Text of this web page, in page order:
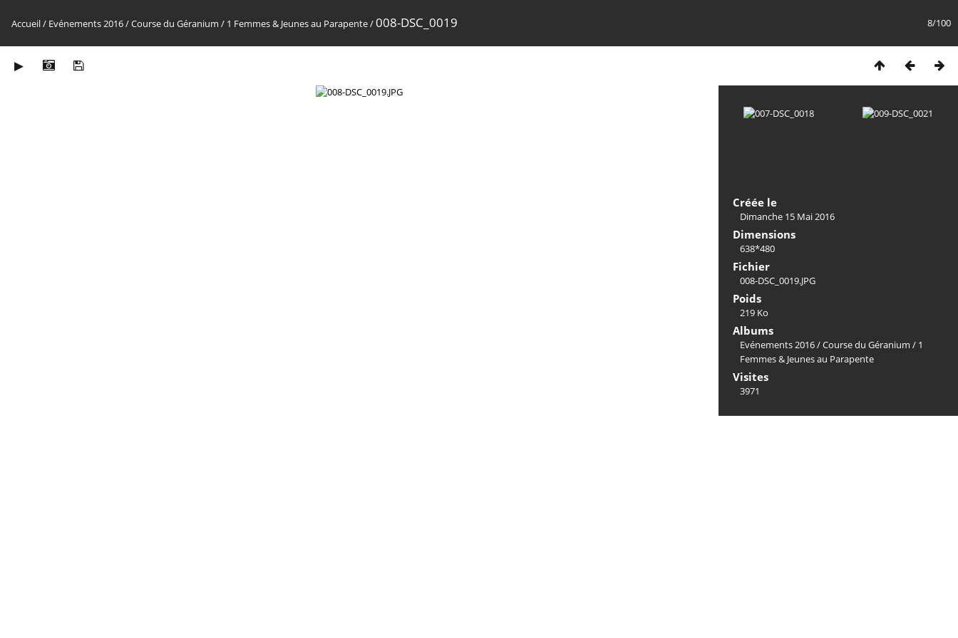
8/100
Accueil/ Evénements 2016/Course du Géranium / 1 Femmes & Jeunes au Parapente/008-DSC_0019
Créée le
Dimanche 15 Mai 2016
Dimensions
638*480
Fichier
008-DSC_0019.JPG
Poids
219 Ko
Albums
Evénements 2016/Course du Géranium / 1
Femmes & Jeunes au Parapente
Visites
3971